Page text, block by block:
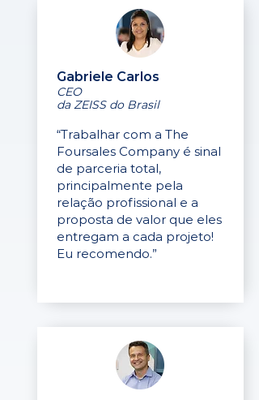
Gabriele Carlos
CEO
da ZEISS do Brasil
“Trabalhar com a The
Foursales Company é sinal
de parceria total,
principalmente pela
relação profissional e a
proposta de valor que eles
entregam a cada projeto!
Eu recomendo.”